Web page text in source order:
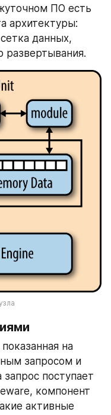
ПО есть
архитектуры:
данных,
развертывания.
на
запросом и
поступает
компонент
активные